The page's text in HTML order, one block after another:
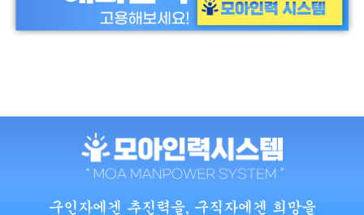
구인자에겐 추진력을, 구직자에겐 희망을